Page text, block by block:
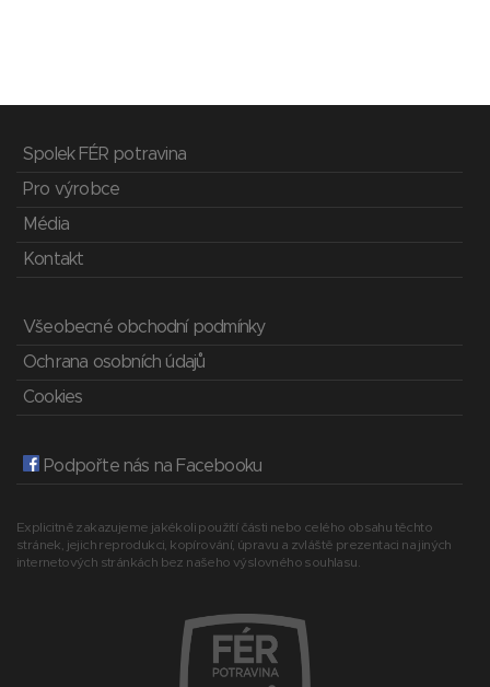
Spolek FÉR potravina
Pro výrobce
Média
Kontakt
Všeobecné obchodní podmínky
Ochrana osobních údajů
Cookies
Podpořte nás na Facebooku
Explicitně zakazujeme jakékoli použití části nebo celého obsahu těchto
stránek, jejich reprodukci, kopírování, úpravu a zvláště prezentaci na jiných
internetových stránkách bez našeho výslovného souhlasu.